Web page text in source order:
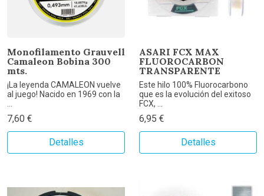
Monofilamento Grauvell
Camaleon Bobina 300
mts.
¡La leyenda CAMALEON vuelve
al juego! Nacido en 1969 con la
...
7,60 €
Detalles
ASARI FCX MAX
FLUOROCARBON
TRANSPARENTE
Este hilo 100% Fluorocarbono
que es la evolución del exitoso
FCX, ...
6,95 €
Detalles